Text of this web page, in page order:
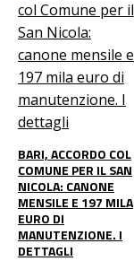
BARI, ACCORDO COL
COMUNE PER IL SAN
NICOLA: CANONE
MENSILE E 197 MILA
EURO DI
MANUTENZIONE. I
DETTAGLI